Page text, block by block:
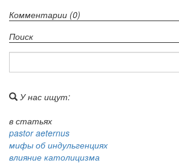
Комментарии (0)
Поиск
У нас ищут:
в статьях
pastor aeternus
мифы об индульгенциях
влияние католицизма